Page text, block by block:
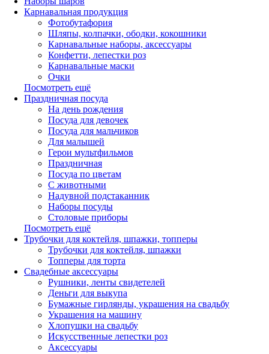
Карнавальная продукция
Фотобутафория
Шляпы, колпачки, ободки, кокошники
Карнавальные наборы, аксессуары
Конфетти, лепестки роз
Карнавальные маски
Очки
Посмотреть ещё
Праздничная посуда
На день рождения
Посуда для девочек
Посуда для мальчиков
Для малышей
Герои мультфильмов
Праздничная
Посуда по цветам
С животными
Надувной подстаканник
Наборы посуды
Столовые приборы
Посмотреть ещё
Трубочки для коктейля, шпажки, топперы
Трубочки для коктейля, шпажки
Топперы для торта
Свадебные аксессуары
Рушники, ленты свидетелей
Деньги для выкупа
Бумажные гирлянды, украшения на свадьбу
Украшения на машину
Хлопушки на свадьбу
Искусственные лепестки роз
Аксессуары